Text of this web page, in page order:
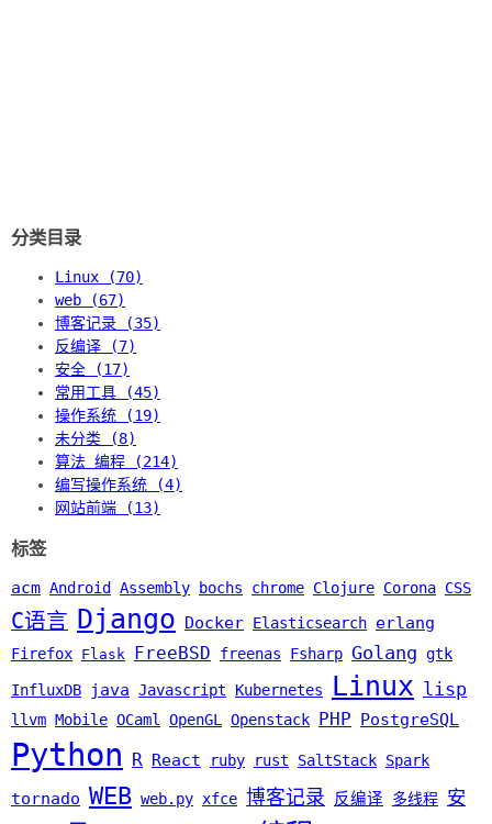
分类目录
Linux (70)
web (67)
博客记录 (35)
反编译 (7)
安全 (17)
常用工具 (45)
操作系统 (19)
未分类 (8)
算法 编程 (214)
编写操作系统 (4)
网站前端 (13)
标签
acm Android Assembly bochs chrome Clojure Corona CSS
C语言 Django Docker Elasticsearch erlang
Firefox Flask FreeBSD freenas Fsharp Golang gtk
InfluxDB java Javascript Kubernetes Linux lisp
llvm Mobile OCaml OpenGL Openstack PHP PostgreSQL
Python R React ruby rust SaltStack Spark
tornado WEB web.py xfce 博客记录 反编译 多线程 安